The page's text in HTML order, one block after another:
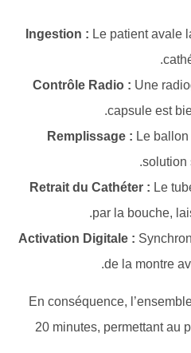
Ingestion : Le patient avale
Contrôle Radio : Une
capsule est
Remplissage : Le
solution
Retrait du Cathéter : Le
par la bouche,
Activation Digitale :
de la montre
En conséquence,
20 minutes, permettant au